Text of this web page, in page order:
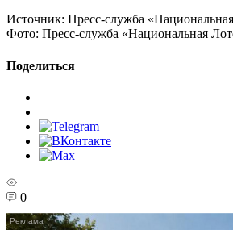
Источник: Пресс-служба
Фото: Пресс-служба «Национальная
Поделиться
0